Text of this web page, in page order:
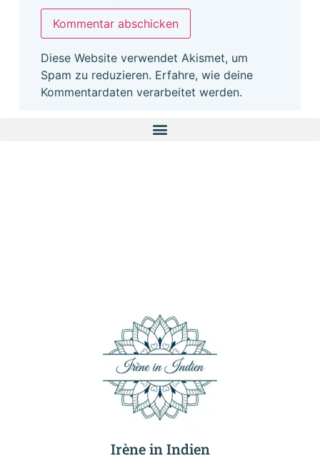
Diese Website verwendet Akismet, um
Spam zu reduzieren. Erfahre, wie deine
Kommentardaten verarbeitet werden.
Irène in Indien